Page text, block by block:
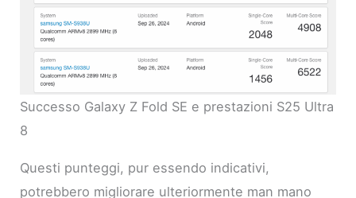
Successo Galaxy Z Fold SE e prestazioni S25 Ultra
8
Questi punteggi, pur essendo indicativi,
potrebbero migliorare ulteriormente man mano